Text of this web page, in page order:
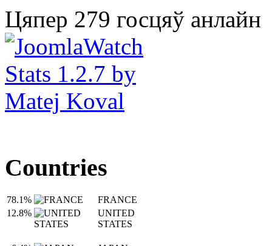
Цяпер 279 госцяў анлайн
Countries
78.1%
FRANCE
12.8%
UNITED
STATES